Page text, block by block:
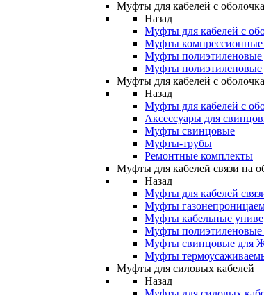
Муфты для кабелей с
Назад
Муфты для кабелей с
Муфты компрессионные
Муфты
Муфты
Муфты для кабелей с
Назад
Муфты для кабелей с
Аксессуары для
Муфты свинцовые
Муфты-трубы
Ремонтные комплекты
Муфты для кабелей связи на
Назад
Муфты для кабелей
Муфты
Муфты кабельные
Муфты
Муфты свинцовые для
Муфты
Муфты для силовых кабелей
Назад